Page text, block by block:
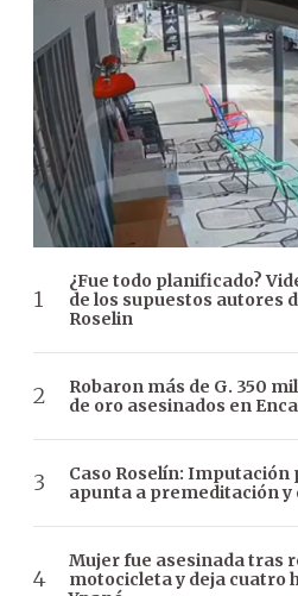
¿Fue todo planificado?
de los supuestos autores
Roselin
Robaron más de G. 350
de oro asesinados en
Caso Roselín: Imputación
apunta a premeditación y
Mujer fue asesinada tras
motocicleta y deja cuatro